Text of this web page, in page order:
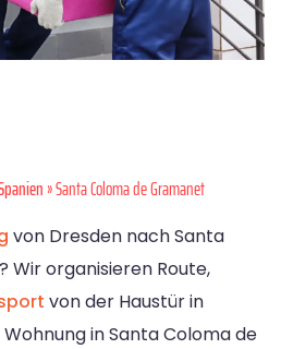
» Santa Coloma de Gramanet
von Dresden nach Santa
Wir organisieren Route,
von der Haustür in
in Santa Coloma de